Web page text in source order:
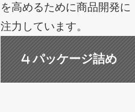
を高めるために商品開発に
注力しています。
パッケージ詰め